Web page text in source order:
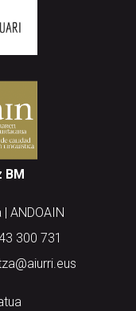
ANDOAIN
300 731